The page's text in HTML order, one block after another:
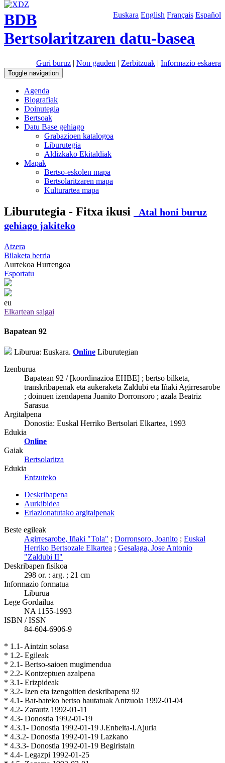
Euskara English Français Español
BDB
Bertsolaritzaren datu-basea
Guri buruz | Non gauden | Zerbitzuak | Informazio eskaera
Toggle navigation
Agenda
Biografiak
Doinutegia
Bertsoak
Datu Base gehiago
Grabazioen katalogoa
Liburutegia
Aldizkako Ekitaldiak
Mapak
Bertso-eskolen mapa
Bertsolaritzaren mapa
Kulturartea mapa
Liburutegia - Fitxa ikusi
Atal honi buruz
gehiago jakiteko
Atzera
Bilaketa berria
Aurrekoa Hurrengoa
Esportatu
eu
Elkartean salgai
Bapatean 92
Liburua: Euskara. Online Liburutegian
Izenburua
Bapatean 92 / [koordinazioa EHBE] ; bertso bilketa,
transkribapenak eta aukeraketa Zaldubi eta Iñaki Agirresarobe
; doinuen izendapena Juanito Dorronsoro ; azala Beatriz
Sarasua
Argitalpena
Donostia: Euskal Herriko Bertsolari Elkartea, 1993
Edukia
Online
Gaiak
Bertsolaritza
Edukia
Entzuteko
Deskribapena
Aurkibidea
Erlazionatutako argitalpenak
Beste egileak
Agirresarobe, Iñaki "Tola" ; Dorronsoro, Joanito ; Euskal
Herriko Bertsozale Elkartea ; Gesalaga, Jose Antonio
"Zaldubi II"
Deskribapen fisikoa
298 or. : arg. ; 21 cm
Informazio formatua
Liburua
Lege Gordailua
NA 1155-1993
ISBN / ISSN
84-604-6906-9
* 1.1- Aintzin solasa
* 1.2- Egileak
* 2.1- Bertso-saioen mugimendua
* 2.2- Kontzeptuen azalpena
* 3.1- Erizpideak
* 3.2- Izen eta izengoitien deskribapena 92
* 4.1- Bat-bateko bertso hautatuak Antzuola 1992-01-04
* 4.2- Zarautz 1992-01-11
* 4.3- Donostia 1992-01-19
* 4.3.1- Donostia 1992-01-19 J.Enbeita-I.Ajuria
* 4.3.2- Donostia 1992-01-19 Lazkano
* 4.3.3- Donostia 1992-01-19 Begiristain
* 4.4- Legazpi 1992-01-25